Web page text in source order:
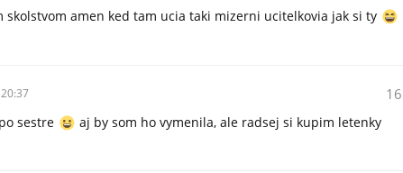
skolstvom amen ked tam ucia taki mizerni ucitelkovia jak si ty
16
sestre
aj by som ho vymenila, ale radsej si kupim letenky